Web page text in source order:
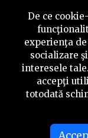
referendum?
− Redăm
întrunit în 2
„Consiliul
speranță decizia
octombrie 2018,
textului
formulării
formularea
De ce
experienţa
socializare
interesele
accepţi
totodată